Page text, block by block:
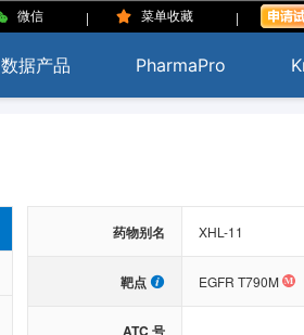
微信 | 菜单收藏 |
数据产品 PharmaPro
药物别名 XHL-11
靶点 EGFR T790M
ATC 号